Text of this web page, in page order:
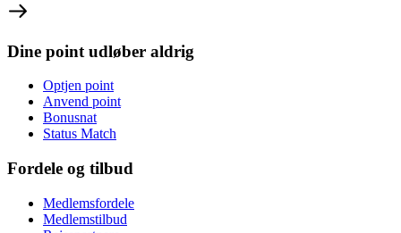
Dine point udløber aldrig
Optjen point
Anvend point
Bonusnat
Status Match
Fordele og tilbud
Medlemsfordele
Medlemstilbud